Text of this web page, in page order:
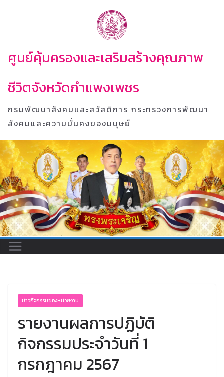
ศูนย์คุ้มครองและเสริมสร้างคุณภาพ
ชีวิตจังหวัดกำแพงเพชร
กรมพัฒนาสังคมและสวัสดิการ กระทรวงการพัฒนา
สังคมและความมั่นคงของมนุษย์
ข่าวกิจกรรมของหน่วยงาน
รายงานผลการปฏิบัติ
กิจกรรมประจำวันที่ 1
กรกฎาคม 2567